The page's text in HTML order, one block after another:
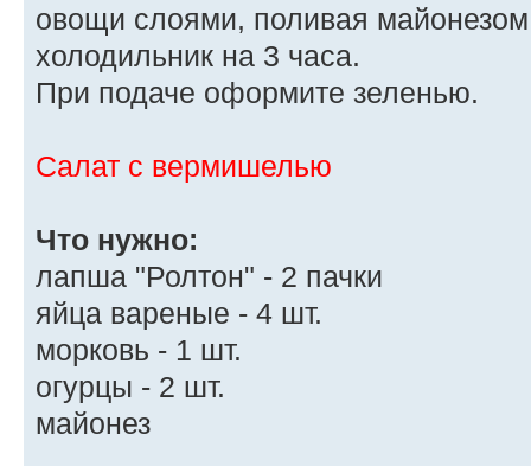
овощи слоями, поливая
холодильник на 3 часа.
При подаче оформите зеленью.
Салат с вермишелью
Что нужно:
лапша "Ролтон" - 2 пачки
яйца вареные - 4 шт.
морковь - 1 шт.
огурцы - 2 шт.
майонез